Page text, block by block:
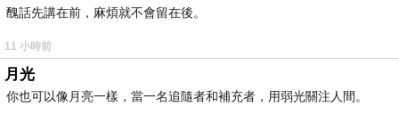
醜話先講在前，麻煩就不會留在後。
11 小時前
月光
你也可以像月亮一樣，當一名追隨者和補充者，用弱光關注人間。